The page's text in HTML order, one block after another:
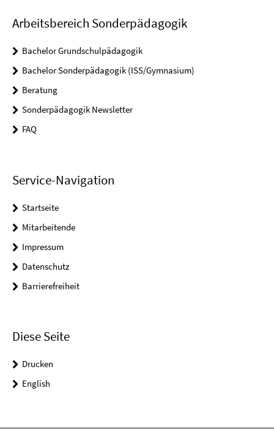
Arbeitsbereich Sonderpädagogik
Bachelor Grundschulpädagogik
Bachelor Sonderpädagogik (ISS/Gymnasium)
Beratung
Sonderpädagogik Newsletter
FAQ
Service-Navigation
Startseite
Mitarbeitende
Impressum
Datenschutz
Barrierefreiheit
Diese Seite
Drucken
English